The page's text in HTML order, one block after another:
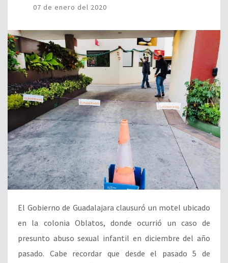
07 de enero del 2020
El Gobierno de Guadalajara clausuró un motel ubicado
en la colonia Oblatos, donde ocurrió un caso de
presunto abuso sexual infantil en diciembre del año
pasado. Cabe recordar que desde el pasado 5 de